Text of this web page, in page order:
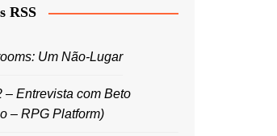
RSS
Um Não-Lugar
– Entrevista com Beto
– RPG Platform)